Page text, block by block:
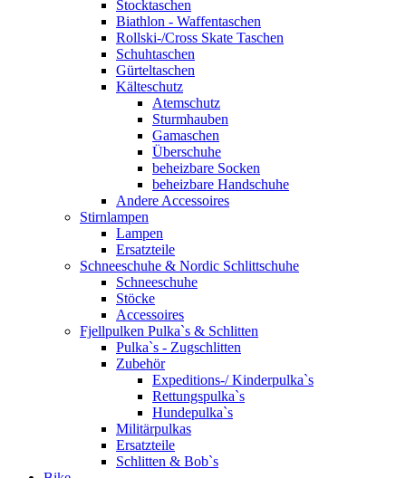
Stocktaschen
Biathlon - Waffentaschen
Rollski-/Cross Skate Taschen
Schuhtaschen
Gürteltaschen
Kälteschutz
Atemschutz
Sturmhauben
Gamaschen
Überschuhe
beheizbare Socken
beheizbare Handschuhe
Andere Accessoires
Stirnlampen
Lampen
Ersatzteile
Schneeschuhe & Nordic Schlittschuhe
Schneeschuhe
Stöcke
Accessoires
Fjellpulken Pulka`s & Schlitten
Pulka`s - Zugschlitten
Zubehör
Expeditions-/ Kinderpulka`s
Rettungspulka`s
Hundepulka`s
Militärpulkas
Ersatzteile
Schlitten & Bob`s